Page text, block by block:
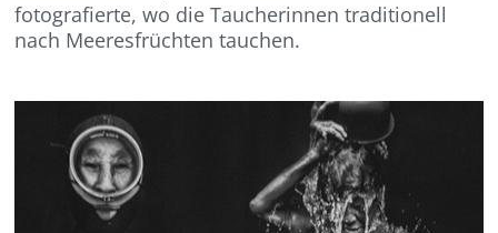
fotografierte, wo die Taucherinnen traditionell
nach Meeresfrüchten tauchen.